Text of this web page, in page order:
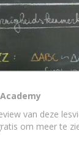
van deze
om meer te